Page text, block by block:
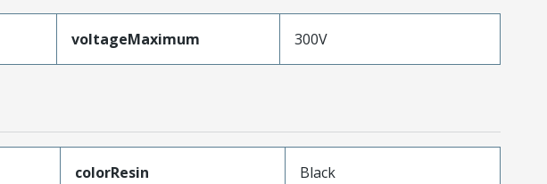
voltageMaximum 300V
colorResin Black